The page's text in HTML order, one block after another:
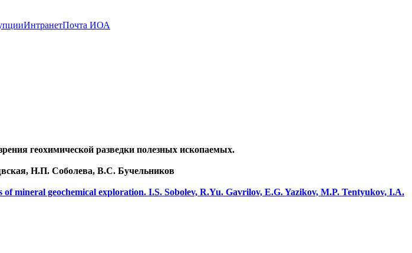
ИнтранетПочта ИОА
геохимической разведки полезных ископаемых.
Н.П. Соболева, В.С. Бучельников
mineral geochemical exploration. I.S. Sobolev, R.Yu. Gavrilov, E.G. Yazikov, M.P. Tentyukov, I.A.